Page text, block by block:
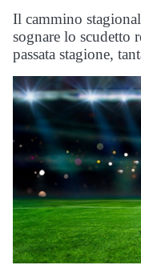
Il cammino
sognare lo scudetto
passata stagione,